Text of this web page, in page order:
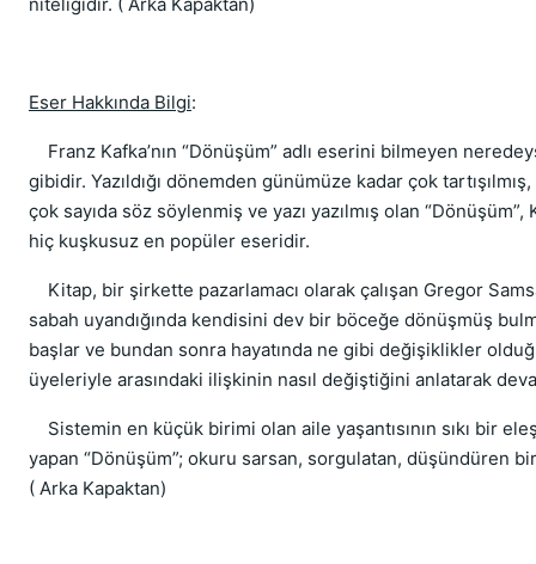
Eser Hakkında Bilgi:
Franz Kafka’nın “Dönüşüm” adlı eserini bilmeyen
gibidir. Yazıldığı dönemden günümüze kadar çok
çok sayıda söz söylenmiş ve yazı yazılmış olan “Dönüşüm”,
hiç kuşkusuz en popüler eseridir.
Kitap, bir şirkette pazarlamacı olarak çalışan Gregor
sabah uyandığında kendisini dev bir böceğe dönüşmüş
başlar ve bundan sonra hayatında ne gibi değişiklikler
üyeleriyle arasındaki ilişkinin nasıl değiştiğini anlatarak
Sistemin en küçük birimi olan aile yaşantısının sıkı bir
yapan “Dönüşüm”; okuru sarsan, sorgulatan, düşündüren
( Arka Kapaktan)